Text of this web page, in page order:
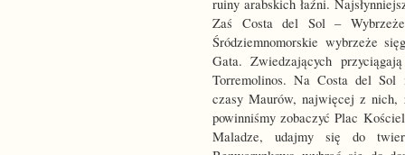
ruiny arabskich łaźni.
Zaś Costa del Sol –
Śródziemnomorskie wybrzeże
Gata. Zwiedzających
Torremolinos. Na Costa del Sol
czasy Maurów, najwięcej z nich,
powinniśmy zobaczyć Plac
Maladze, udajmy się do